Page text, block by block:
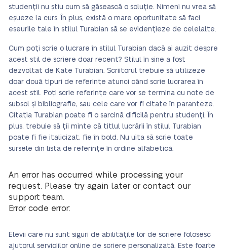
studenții nu știu cum să găsească o soluție. Nimeni nu vrea să
eșueze la curs. În plus, există o mare oportunitate să faci
eseurile tale în stilul Turabian să se evidențieze de celelalte.
Cum poți scrie o lucrare în stilul Turabian dacă ai auzit despre
acest stil de scriere doar recent? Stilul în sine a fost
dezvoltat de Kate Turabian. Scriitorul trebuie să utilizeze
doar două tipuri de referințe atunci când scrie lucrarea în
acest stil. Poți scrie referințe care vor se termina cu note de
subsol și bibliografie, sau cele care vor fi citate în paranteze.
Citația Turabian poate fi o sarcină dificilă pentru studenți. În
plus, trebuie să ții minte că titlul lucrării în stilul Turabian
poate fi fie italicizat, fie în bold. Nu uita să scrie toate
sursele din lista de referințe în ordine alfabetică.
An error has occurred while processing your
request. Please try again later or contact our
support team.
Error code error:
Elevii care nu sunt siguri de abilitățile lor de scriere folosesc
ajutorul serviciilor online de scriere personalizată. Este foarte